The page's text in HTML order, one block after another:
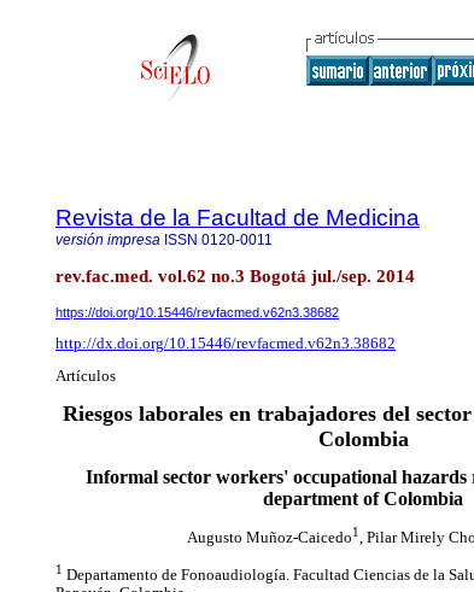
Revista de la Facultad de Medicina
versión impresa ISSN 0120-0011
rev.fac.med. vol.62 no.3 Bogotá jul./sep. 2014
https://doi.org/10.15446/revfacmed.v62n3.38682
http://dx.doi.org/10.15446/revfacmed.v62n3.38682
Artículos
Riesgos laborales en trabajadores del
Colombia
Informal sector workers' occupational hazards
department of Colombia
Augusto Muñoz-Caicedo1 , Pilar Mirely
1 Departamento de Fonoaudiología. Facultad Ciencias de la